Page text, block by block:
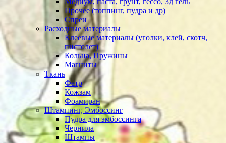
Прочее (топпинг, пудра и др)
Спреи
Расходные материалы
Клеевые материалы (уголки, клей, скотч,
пистолет)
Кольца, Пружины
Магниты
Ткань
Фетр
Кожзам
Фоамиран
Штампинг, Эмбоссинг
Пудра для эмбоссинга
Чернила
Штампы